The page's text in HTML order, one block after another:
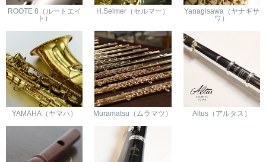
ROOTE 8（ルートエイ
ト）
H.Selmer（セルマー）
Yanagisawa（ヤナギサ
ワ）
YAMAHA（ヤマハ） Muramatsu（ムラマツ） Altus（アルタス）